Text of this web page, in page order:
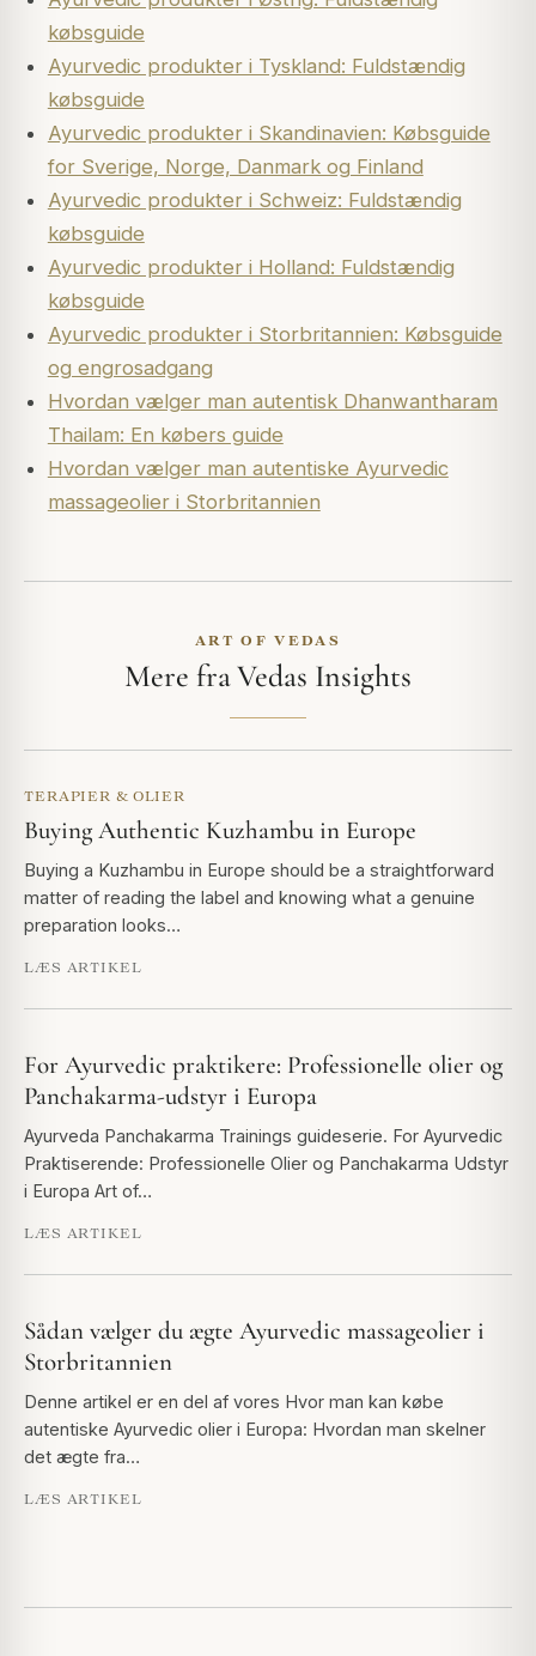
købsguide
Ayurvedic produkter i Tyskland: Fuldstændig
købsguide
Ayurvedic produkter i Skandinavien: Købsguide
for Sverige, Norge, Danmark og Finland
Ayurvedic produkter i Schweiz: Fuldstændig
købsguide
Ayurvedic produkter i Holland: Fuldstændig
købsguide
Ayurvedic produkter i Storbritannien: Købsguide
og engrosadgang
Hvordan vælger man autentisk Dhanwantharam
Thailam: En købers guide
Hvordan vælger man autentiske Ayurvedic
massageolier i Storbritannien
ART OF VEDAS
Mere fra Vedas Insights
TERAPIER & OLIER
Buying Authentic Kuzhambu in Europe
Buying a Kuzhambu in Europe should be a straightforward
matter of reading the label and knowing what a genuine
preparation looks…
LÆS ARTIKEL
For Ayurvedic praktikere: Professionelle olier og
Panchakarma-udstyr i Europa
Ayurveda Panchakarma Trainings guideserie. For Ayurvedic
Praktiserende: Professionelle Olier og Panchakarma Udstyr
i Europa Art of…
LÆS ARTIKEL
Sådan vælger du ægte Ayurvedic massageolier i
Storbritannien
Denne artikel er en del af vores Hvor man kan købe
autentiske Ayurvedic olier i Europa: Hvordan man skelner
det ægte fra…
LÆS ARTIKEL